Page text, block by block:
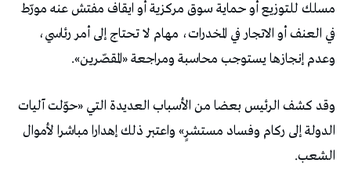
مسلك للتوزيع أو حماية سوق مركزية أو ايقاف مفتش عنه مورّط
في العنف أو الاتجار في المخدرات، مهام لا تحتاج إلى أمر رئاسي،
وعدم إنجازها يستوجب محاسبة ومراجعة «المقصّرين».
وقد كشف الرئيس بعضا من الأسباب العديدة التي «حوّلت آليات
الدولة إلى ركام وفساد مستشرٍ» واعتبر ذلك إهدارا مباشرا لأموال
الشعب.